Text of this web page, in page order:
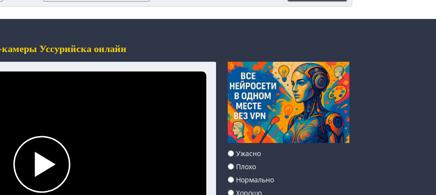
Уссурийска онлайн
Ужасно
Плохо
Нормально
Хорошо